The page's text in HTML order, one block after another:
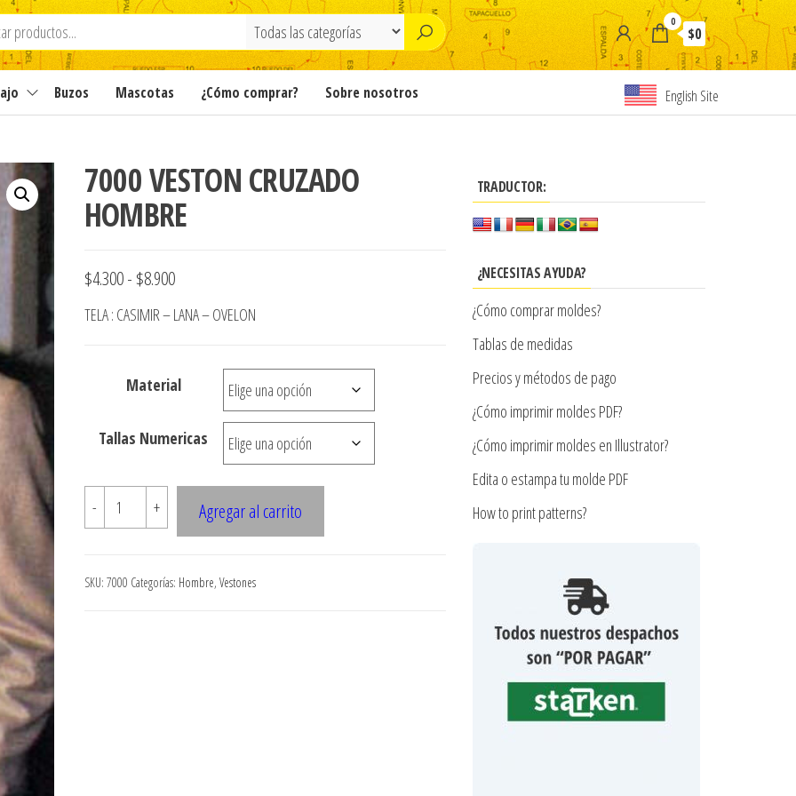
0
$0
Buzos Mascotas ¿Cómo comprar? Sobre nosotros English Site
7000 VESTON CRUZADO
HOMBRE
$4.300- $8.900Rango
de
$4.300
TELA : CASIMIR – LANA – OVELON
Material
Tallas Numericas
-
7000
VESTON
HOMBRE
cantidad
+ Agregar al carrito
SKU: 7000 Categorías: Hombre, Vestones
TRADUCTOR:
¿NECESITAS AYUDA?
¿Cómo comprar moldes?
Tablas de medidas
Precios y métodos de pago
¿Cómo imprimir moldes PDF?
¿Cómo imprimir moldes en Illustrator?
Edita o estampa tu molde PDF
How to print patterns?